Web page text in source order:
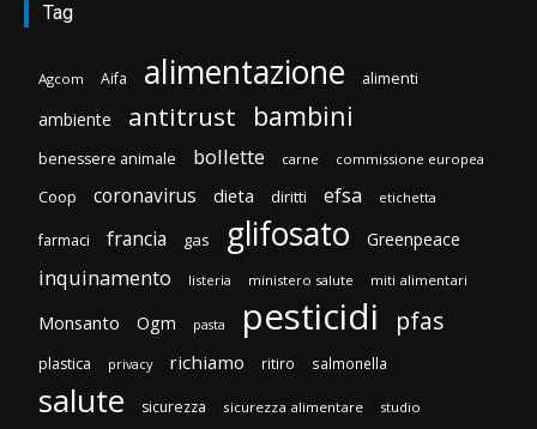
Tag
Agcom Aifa alimentazione alimenti
ambiente antitrust bambini
benessere animale bollette carne commissione europea
Coop coronavirus dieta diritti efsa etichetta
farmaci francia gas glifosato Greenpeace
inquinamento listeria ministero salute miti alimentari
Monsanto Ogm pasta pesticidi pfas
plastica privacy richiamo ritiro salmonella
salute sicurezza sicurezza alimentare studio